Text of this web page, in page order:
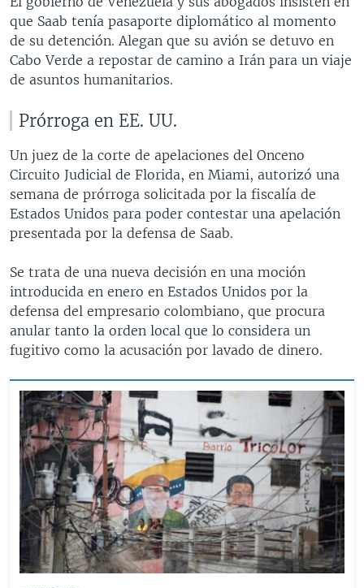
que Saab tenía pasaporte diplomático al momento
de su detención. Alegan que su avión se detuvo en
Cabo Verde a repostar de camino a Irán para un viaje
de asuntos humanitarios.
Prórroga en EE. UU.
Un juez de la corte de apelaciones del Onceno
Circuito Judicial de Florida, en Miami, autorizó una
semana de prórroga solicitada por la fiscalía de
Estados Unidos para poder contestar una apelación
presentada por la defensa de Saab.
Se trata de una nueva decisión en una moción
introducida en enero en Estados Unidos por la
defensa del empresario colombiano, que procura
anular tanto la orden local que lo considera un
fugitivo como la acusación por lavado de dinero.